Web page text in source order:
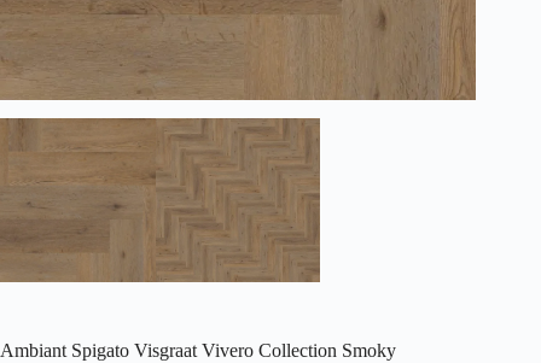
Ambiant Spigato Visgraat Vivero Collection Smoky